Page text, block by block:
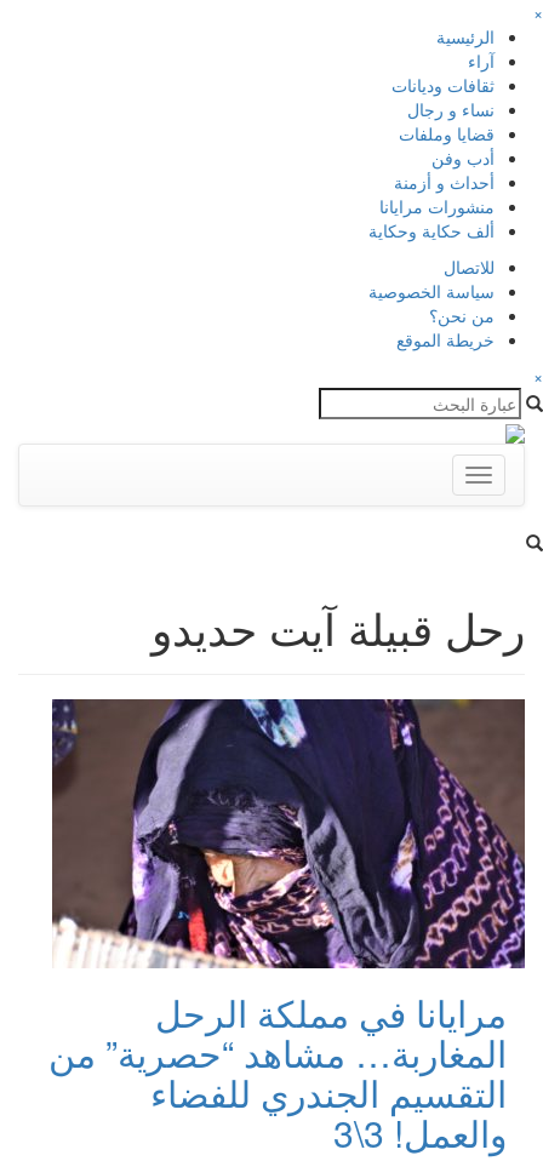
×
الرئيسية
آراء
ثقافات وديانات
نساء و رجال
قضايا وملفات
أدب وفن
أحداث و أزمنة
منشورات مرايانا
ألف حكاية وحكاية
للاتصال
سياسة الخصوصية
من نحن؟
خريطة الموقع
×
Toggle
navigation
رحل قبيلة آيت حديدو
مرايانا في مملكة الرحل
المغاربة… مشاهد “حصرية” من
التقسيم الجندري للفضاء
والعمل! 3\3